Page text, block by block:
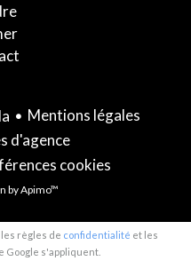
Mentions légales
d'agence
cookies
byApimo™
les règles de confidentialité et les
Google s'appliquent.